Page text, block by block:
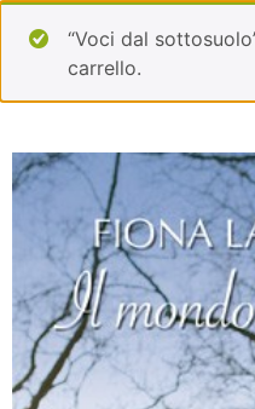
“Voci dal
carrello.